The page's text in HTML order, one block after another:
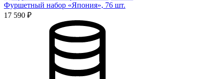
Отзыв*
Даю
согласие на обработку персональных данных
соглашаюсь с политикой обработки персональных данных
согласие на публикацию моего отзыва на сайте и в
рекламных и презентационных материалах компании
Оставить отзыв
Фуршетный набор «Япония», 76 шт.
17 590 ₽